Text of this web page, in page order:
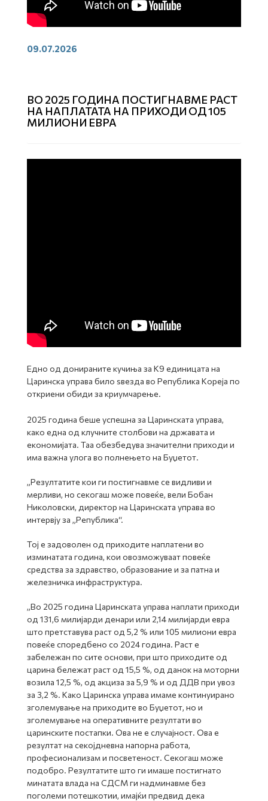
09.07.2026
ВО 2025 ГОДИНА ПОСТИГНАВМЕ РАСТ
НА НАПЛАТАТА НА ПРИХОДИ ОД 105
МИЛИОНИ ЕВРА
Едно од донираните кучиња за К9 единицата на
Царинска управа било ѕвезда во Република Кореја по
откриени обиди за криумчарење.
2025 година беше успешна за Царинската управа,
како една од клучните столбови на државата и
економијата. Таа обезбедува значителни приходи и
има важна улога во полнењето на Буџетот.
„Резултатите кои ги постигнавме се видливи и
мерливи, но секогаш може повеќе, вели Бобан
Николовски, директор на Царинската управа во
интервју за „Република“.
Тој е задоволен од приходите наплатени во
изминатата година, кои овозможуваат повеќе
средства за здравство, образование и за патна и
железничка инфраструктура.
„Во 2025 година Царинската управа наплати приходи
од 131,6 милијарди денари или 2,14 милијарди евра
што претставува раст од 5,2 % или 105 милиони евра
повеќе споредбено со 2024 година. Раст е
забележан по сите основи, при што приходите од
царина бележат раст од 15,5 %, од данок на моторни
возила 12,5 %, од акциза за 5,9 % и од ДДВ при увоз
за 3,2 %. Како Царинска управа имаме континуирано
зголемување на приходите во Буџетот, но и
зголемување на оперативните резултати во
царинските постапки. Ова не е случајност. Ова е
резултат на секојдневна напорна работа,
професионализам и посветеност. Секогаш може
подобро. Резултатите што ги имаше постигнато
минатата влада на СДСМ ги надминавме без
поголеми потешкотии, имајќи предвид дека